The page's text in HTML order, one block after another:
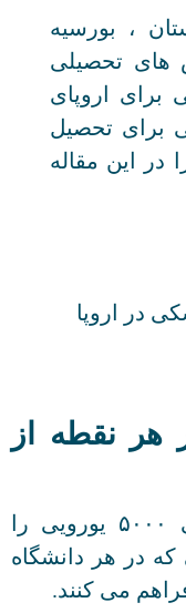
، بورسیه
های تحصیلی
اروپای
برای تحصیل
در این مقاله
هر نقطه از
Education. Com بورس تحصیلی ۵۰۰۰ یورویی را
که در هر دانشگاه
می کنند.